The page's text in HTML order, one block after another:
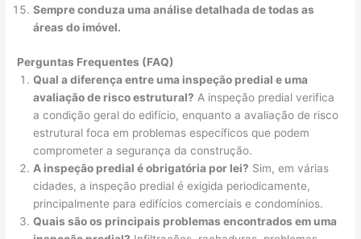
Sempre conduza uma análise detalhada de todas as
áreas do imóvel.
Perguntas Frequentes (FAQ)
Qual a diferença entre uma inspeção predial e uma
avaliação de risco estrutural? A inspeção predial verifica
a condição geral do edifício, enquanto a avaliação de risco
estrutural foca em problemas específicos que podem
comprometer a segurança da construção.
A inspeção predial é obrigatória por lei? Sim, em várias
cidades, a inspeção predial é exigida periodicamente,
principalmente para edifícios comerciais e condomínios.
Quais são os principais problemas encontrados em uma